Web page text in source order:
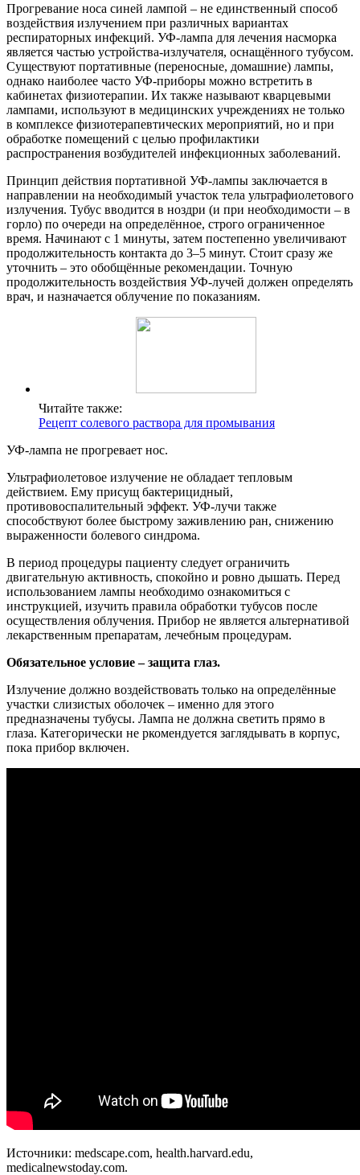
Прогревание носа синей лампой – не единственный способ
воздействия излучением при различных вариантах
респираторных инфекций. УФ-лампа для лечения насморка
является частью устройства-излучателя, оснащённого тубусом.
Существуют портативные (переносные, домашние) лампы,
однако наиболее часто УФ-приборы можно встретить в
кабинетах физиотерапии. Их также называют кварцевыми
лампами, используют в медицинских учреждениях не только
в комплексе физиотерапевтических мероприятий, но и при
обработке помещений с целью профилактики
распространения возбудителей инфекционных заболеваний.
Принцип действия портативной УФ-лампы заключается в
направлении на необходимый участок тела ультрафиолетового
излучения. Тубус вводится в ноздри (и при необходимости – в
горло) по очереди на определённое, строго ограниченное
время. Начинают с 1 минуты, затем постепенно увеличивают
продолжительность контакта до 3–5 минут. Стоит сразу же
уточнить – это обобщённые рекомендации. Точную
продолжительность воздействия УФ-лучей должен определять
врач, и назначается облучение по показаниям.
Читайте также:
Рецепт солевого раствора для промывания
УФ-лампа не прогревает нос.
Ультрафиолетовое излучение не обладает тепловым
действием. Ему присущ бактерицидный,
противовоспалительный эффект. УФ-лучи также
способствуют более быстрому заживлению ран, снижению
выраженности болевого синдрома.
В период процедуры пациенту следует ограничить
двигательную активность, спокойно и ровно дышать. Перед
использованием лампы необходимо ознакомиться с
инструкцией, изучить правила обработки тубусов после
осуществления облучения. Прибор не является альтернативой
лекарственным препаратам, лечебным процедурам.
Обязательное условие – защита глаз.
Излучение должно воздействовать только на определённые
участки слизистых оболочек – именно для этого
предназначены тубусы. Лампа не должна светить прямо в
глаза. Категорически не ркомендуется заглядывать в корпус,
пока прибор включен.
Источники: medscape.com, health.harvard.edu,
medicalnewstoday.com.